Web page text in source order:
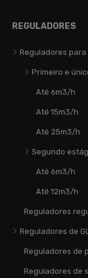
REGULADORES
Reguladores para
Primeiro e
Até 6m3/h
Até 15m3/h
Até 25m3/h
Segundo
Até 6m3/h
Até 12m3/h
Reguladores
Reguladores de
Reguladores de
Reguladores de